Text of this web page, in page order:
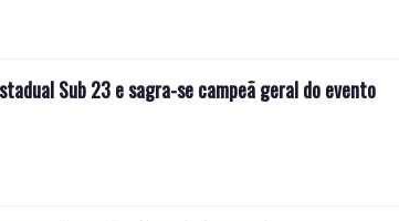
Sub 23 e sagra-se campeã geral do evento